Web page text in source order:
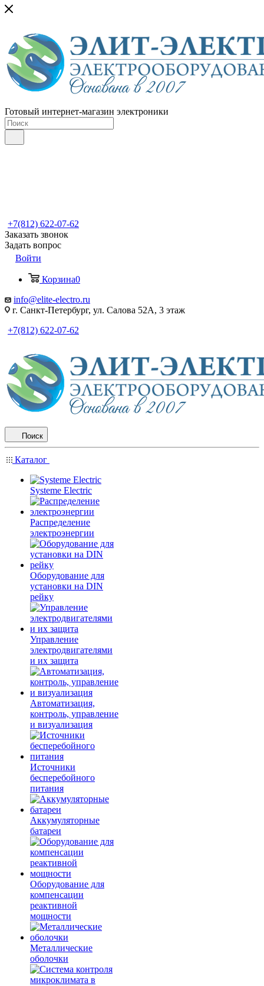
Готовый интернет-магазин электроники
+7(812) 622-07-62
Заказать звонок
Задать вопрос
Войти
Корзина0
info@elite-electro.ru
г. Санкт-Петербург, ул. Салова 52А, 3 этаж
+7(812) 622-07-62
Поиск
Каталог
Systeme Electric
Распределение
электроэнергии
Оборудование для
установки на DIN
рейку
Управление
электродвигателями
и их защита
Автоматизация,
контроль, управление
и визуализация
Источники
бесперебойного
питания
Аккумуляторные
батареи
Оборудование для
компенсации
реактивной
мощности
Металлические
оболочки